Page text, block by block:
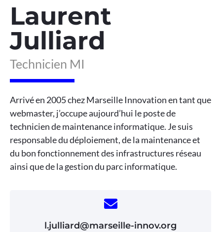
Laurent
Julliard
Technicien MI
Arrivé en 2005 chez Marseille Innovation en tant que
webmaster, j’occupe aujourd’hui le poste de
technicien de maintenance informatique. Je suis
responsable du déploiement, de la maintenance et
du bon fonctionnement des infrastructures réseau
ainsi que de la gestion du parc informatique.
l.julliard@marseille-innov.org